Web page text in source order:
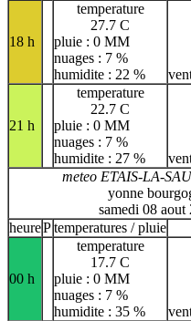
18 h
temperature
27.7 C
pluie : 0 MM
nuages : 7 %
humidite : 22 %
21 h
temperature
22.7 C
pluie : 0 MM
nuages : 7 %
humidite : 27 %
meteo ETAIS-LA-
yonne
samedi 08 aout
heurePtemperatures / pluie
00 h
temperature
17.7 C
pluie : 0 MM
nuages : 7 %
humidite : 35 %